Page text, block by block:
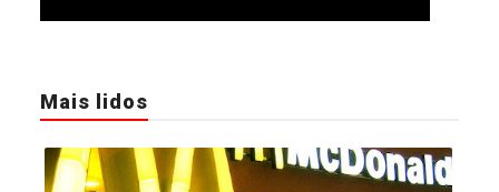
Mais lidos